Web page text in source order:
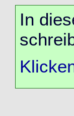
In